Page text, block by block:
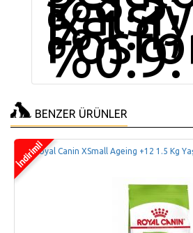
%1.1,
%0.9.
BENZER ÜRÜNLER
Royal Canin XSmall Ageing +12 1.5 Kg